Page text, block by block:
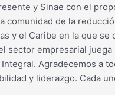
y Sinae con el
de la
y el Caribe en la que
sector empresarial
Agradecemos a
y liderazgo. Cada